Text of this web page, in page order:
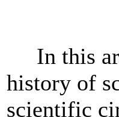
In this
history of
scientific